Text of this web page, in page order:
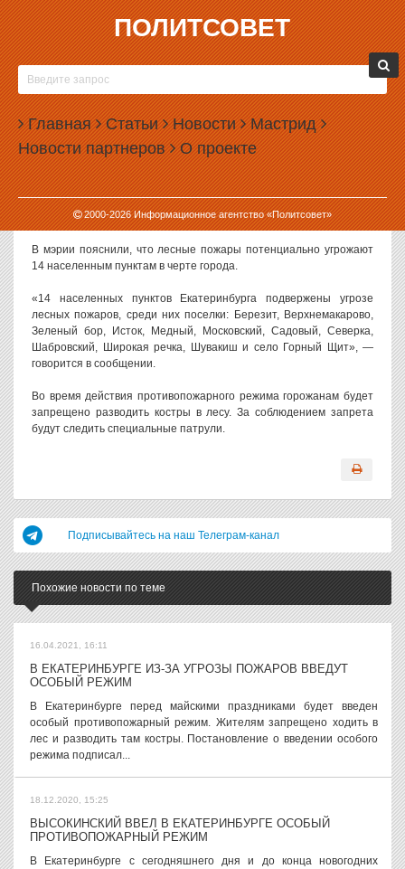
ПОЛИТСОВЕТ
Главная Статьи Новости Мастрид
Новости партнеров О проекте
2000-2026Информационное агентство «Политсовет»
31.03.2022, 14:19
В ЕКАТЕРИНБУРГЕ ВВЕДУТ ОСОБЫЙ
ПРОТИВОПОЖАРНЫЙ РЕЖИМ
Власти Екатеринбурга намерены с 15 апреля 2022 года ввести в
городе особый противопожарный режим.
Как сообщили в пресс-службе городской администрации, такое
указание на заседании комиссии по предупреждению и
ликвидации ЧС дал глава города Алексей Орлов.
В мэрии пояснили, что лесные пожары потенциально угрожают
14 населенным пунктам в черте города.
«14 населенных пунктов Екатеринбурга подвержены угрозе
лесных пожаров, среди них поселки: Березит, Верхнемакарово,
Зеленый бор, Исток, Медный, Московский, Садовый, Северка,
Шабровский, Широкая речка, Шувакиш и село Горный Щит», —
говорится в сообщении.
Во время действия противопожарного режима горожанам будет
запрещено разводить костры в лесу. За соблюдением запрета
будут следить специальные патрули.
Подписывайтесь на наш Телеграм-канал
Похожие новости по теме
16.04.2021, 16:11
В ЕКАТЕРИНБУРГЕ ИЗ-ЗА УГРОЗЫ ПОЖАРОВ ВВЕДУТ
ОСОБЫЙ РЕЖИМ
В Екатеринбурге перед майскими праздниками будет введен
особый противопожарный режим. Жителям запрещено ходить в
лес и разводить там костры. Постановление о введении особого
режима подписал...
18.12.2020, 15:25
ВЫСОКИНСКИЙ ВВЕЛ В ЕКАТЕРИНБУРГЕ ОСОБЫЙ
ПРОТИВОПОЖАРНЫЙ РЕЖИМ
В Екатеринбурге с сегодняшнего дня и до конца новогодних